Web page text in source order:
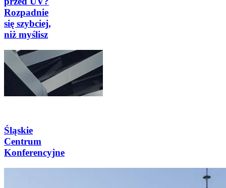
Rozpadnie
się szybciej,
niż myślisz
Śląskie
Centrum
Konferencyjne